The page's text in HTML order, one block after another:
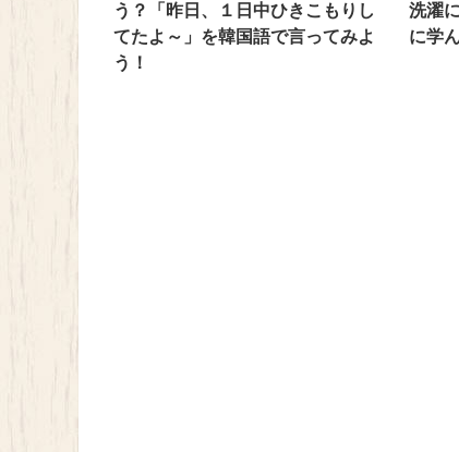
う？「昨日、１日中ひきこもりし
てたよ～」を韓国語で言ってみよ
う！
洗濯
に学